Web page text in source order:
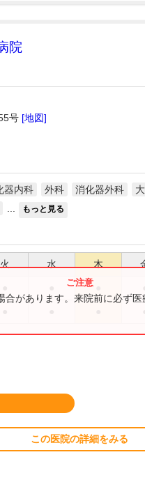
院
号 [地図]
器内科 外科 消化器外科
もっと見る
火 水 木
があります。来院前に必ず医
この医院の詳細をみる